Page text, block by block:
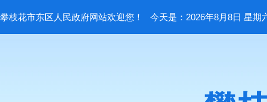
攀枝花市东区人民政府网站欢迎您！ 今天是：2026年8月8日 星期